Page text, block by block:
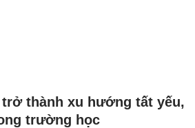
trở thành xu hướng tất yếu,
trường học